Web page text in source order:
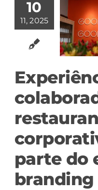
10
11, 2025
parte do
branding